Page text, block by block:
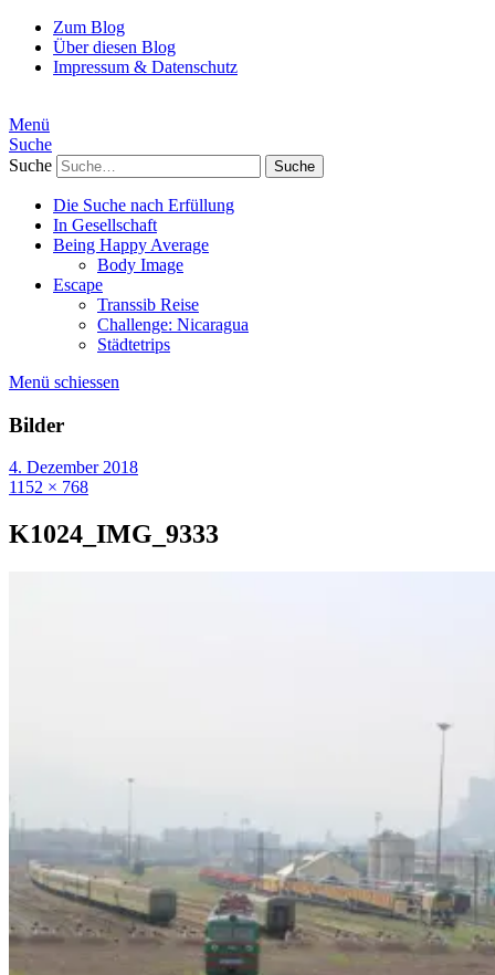
Zum Blog
Über diesen Blog
Impressum & Datenschutz
Menü
Suche
Suche
Die Suche nach Erfüllung
In Gesellschaft
Being Happy Average
Body Image
Escape
Transsib Reise
Challenge: Nicaragua
Städtetrips
Menü schiessen
Bilder
4. Dezember 2018
1152 × 768
K1024_IMG_9333